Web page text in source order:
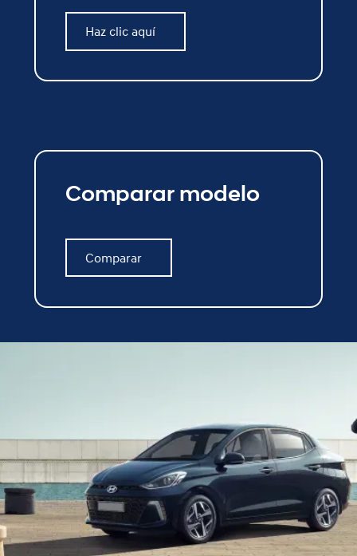
Haz clic aquí
Haz clic aquí
Comparar modelo
Comparar
Comparar